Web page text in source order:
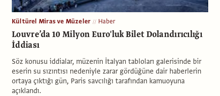
Kültürel Miras ve Müzeler Haber
Louvre’da 10 Milyon Euro'luk Bilet Dolandırıcılığı
İddiası
Söz konusu iddialar, müzenin İtalyan tabloları galerisinde bir
eserin su sızıntısı nedeniyle zarar gördüğüne dair haberlerin
ortaya çıktığı gün, Paris savcılığı tarafından kamuoyuna
açıklandı.